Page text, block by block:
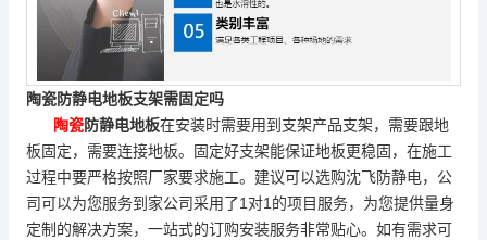
陶瓷防静电地板支架需固定吗
陶瓷防静电地板在安装时需要用到支架产品支架，需要跟地
板固定，需要连接地板。固定好支架能保证地板更稳固，在施工
过程中要严格按照厂家要求施工。建议可以选购沈飞防静电，公
司可以为您服务到家公司采用了1对1的项目服务，为您提供量身
定制的解决方案，一站式的订购安装服务非常贴心。如有需求可